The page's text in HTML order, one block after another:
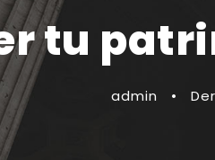
tu
admin •